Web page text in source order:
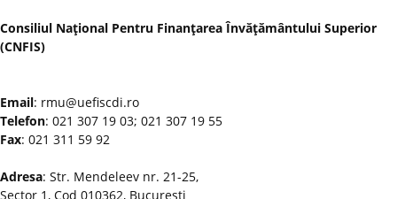
Consiliul Naţional Pentru Finanţarea Învăţământului Superior
(CNFIS)
Email: rmu@uefiscdi.ro
Telefon: 021 307 19 03; 021 307 19 55
Fax: 021 311 59 92
Adresa: Str. Mendeleev nr. 21-25,
Sector 1, Cod 010362, Bucuresti